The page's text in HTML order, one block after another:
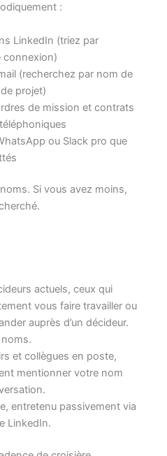
:
LinkedIn (triez par
connexion)
(recherchez par nom de
projet)
de mission et contrats
ou Slack pro que
Si vous avez moins,
actuels, ceux qui
vous faire travailler ou
auprès d’un décideur.
et collègues en poste,
mentionner votre nom
entretenu passivement via
LinkedIn.